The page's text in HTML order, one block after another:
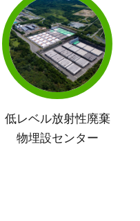
低レベル放射性廃棄
物埋設センター